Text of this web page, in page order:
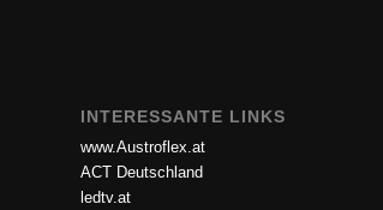
INTERESSANTE LINKS
www.Austroflex.at
ACT Deutschland
ledtv.at